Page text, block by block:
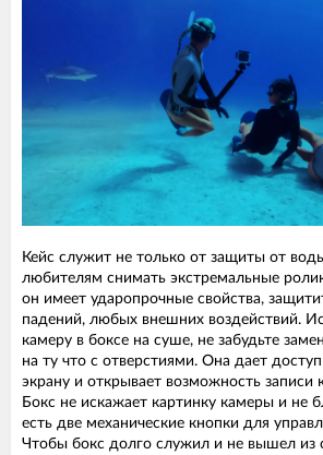
Кейс служит не только от защиты от
любителям снимать экстремальные
он имеет ударопрочные свойства,
падений, любых внешних воздействий.
камеру в боксе на суше, не забудьте
на ту что с отверстиями. Она дает
экрану и открывает возможность записи
Бокс не искажает картинку камеры и не
есть две механические кнопки для
Чтобы бокс долго служил и не вышел из